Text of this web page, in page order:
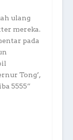
ulang
mereka.
pada
Tong’,
5555”